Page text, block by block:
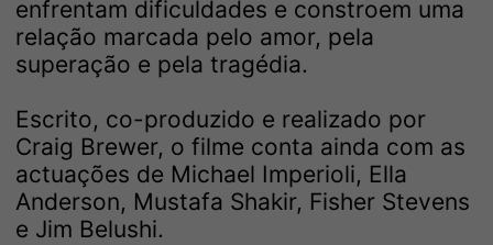
enfrentam dificuldades e constroem uma
relação marcada pelo amor, pela
superação e pela tragédia.
Escrito, co-produzido e realizado por
Craig Brewer, o filme conta ainda com as
actuações de Michael Imperioli, Ella
Anderson, Mustafa Shakir, Fisher Stevens
e Jim Belushi.